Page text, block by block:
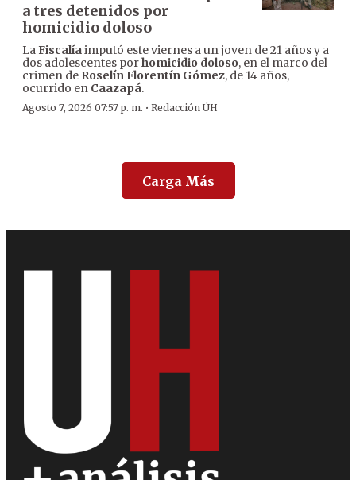
a tres detenidos por
homicidio doloso
LaFiscalíaimputó este viernes a un joven de 21 años y a
dos adolescentes porhomicidio doloso, en el marco del
crimen de Roselín Florentín Gómez, de 14 años,
ocurrido en Caazapá.
Agosto 7, 2026 07:57 p. m. · Redacción ÚH
Carga Más